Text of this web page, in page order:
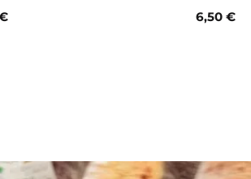
6,50 €